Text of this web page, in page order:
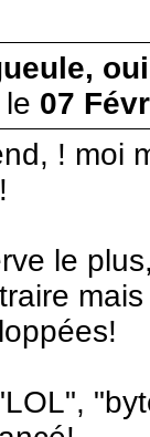
oui
le 07
! moi
le